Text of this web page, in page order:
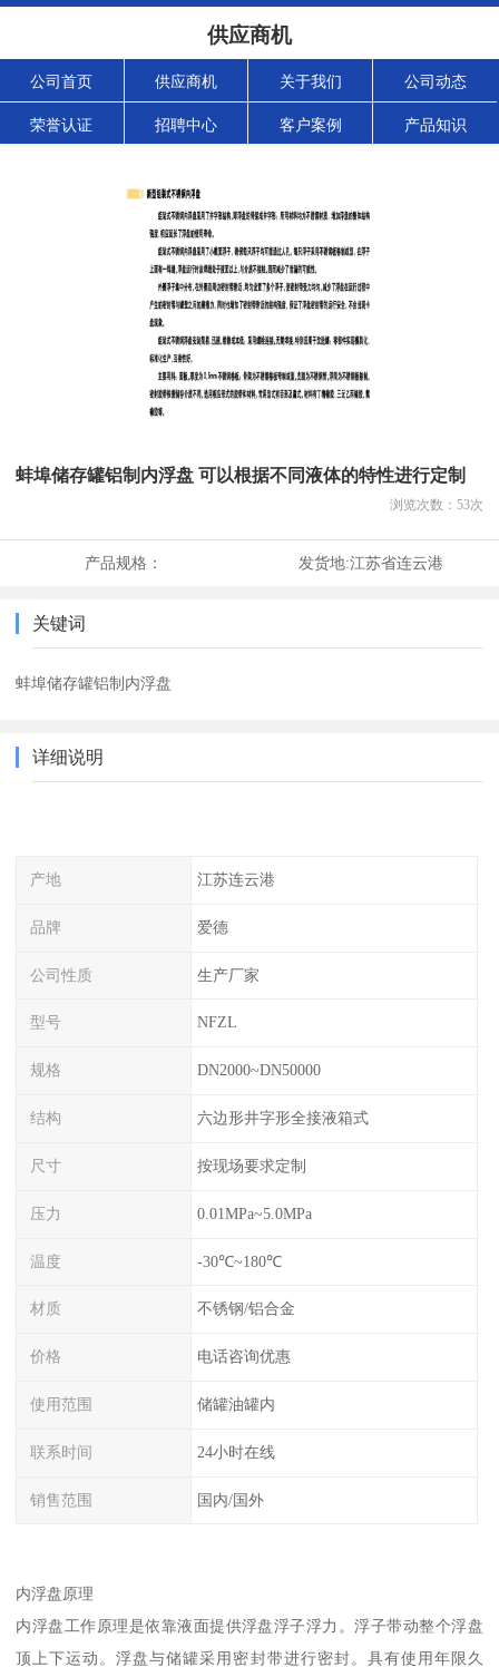
供应商机
公司首页 供应商机 关于我们 公司动态
荣誉认证 招聘中心 客户案例 产品知识
蚌埠储存罐铝制内浮盘 可以根据不同液体的特性进行定制
浏览次数： 53次
产品规格： 发货地:江苏省连云港
关键词
蚌埠储存罐铝制内浮盘
详细说明
产地 江苏连云港
品牌 爱德
公司性质 生产厂家
型号 NFZL
规格 DN2000~DN50000
结构 六边形井字形全接液箱式
尺寸 按现场要求定制
压力 0.01MPa~5.0MPa
温度 -30℃~180℃
材质 不锈钢/铝合金
价格 电话咨询优惠
使用范围 储罐油罐内
联系时间 24小时在线
销售范围 国内/国外
内浮盘原理
内浮盘工作原理是依靠液面提供浮盘浮子浮力。浮子带动整个浮盘
顶上下运动。浮盘与储罐采用密封带进行密封。具有使用年限久